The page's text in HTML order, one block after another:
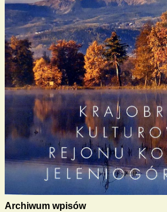
Archiwum wpisów